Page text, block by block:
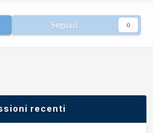
Seguaci 0
recenti